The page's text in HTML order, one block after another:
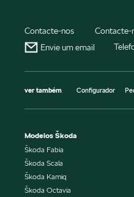
Contacte-nos
Envie um email
Contacte-
ver também Configurador
Modelos Škoda
Škoda Fabia
Škoda Scala
Škoda Kamiq
Škoda Octavia